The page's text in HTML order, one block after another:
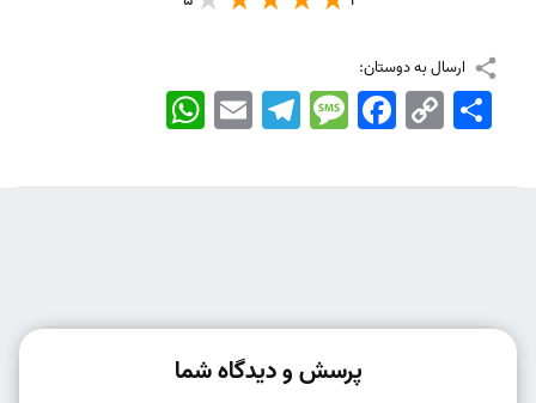
ارسال به دوستان:
WhatsApp EmailTelegramMessageFacebook Copy
Link
اشتراک
پرسش و دیدگاه شما